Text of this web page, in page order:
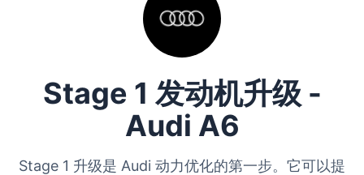
Stage 1 发动机升级 -
Audi A6
Stage 1 升级是 Audi 动力优化的第一步。它可以提